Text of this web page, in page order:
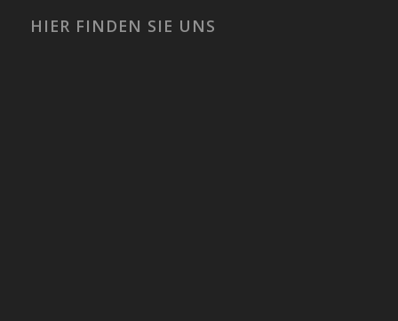
HIER FINDEN SIE UNS